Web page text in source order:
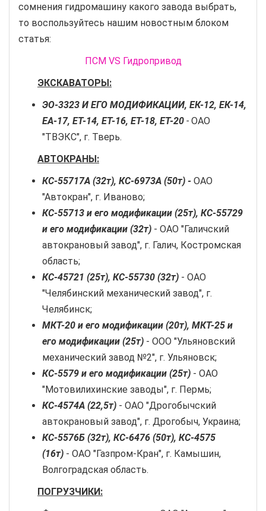
сомнения гидромашину какого завода выбрать,
то воспользуйтесь нашим новостным блоком
статья:
ПСМ VS Гидропривод
ЭКСКАВАТОРЫ:
ЭО-3323 И ЕГО МОДИФИКАЦИИ, ЕК-12, ЕК-14,
ЕА-17, ЕТ-14, ЕТ-16, ЕТ-18, ЕТ-20 - ОАО
"ТВЭКС", г. Тверь.
АВТОКРАНЫ:
КС-55717А (32т), КС-6973А (50т) - ОАО
"Автокран", г. Иваново;
КС-55713 и его модификации (25т), КС-55729
и его модификации (32т) - ОАО "Галичский
автокрановый завод", г. Галич, Костромская
область;
КС-45721 (25т), КС-55730 (32т) - ОАО
"Челябинский механический завод", г.
Челябинск;
МКТ-20 и его модификации (20т), МКТ-25 и
его модификации (25т) - ООО "Ульяновский
механический завод №2", г. Ульяновск;
КС-5579 и его модификации (25т) - ОАО
"Мотовилихинские заводы", г. Пермь;
КС-4574А (22,5т) - ОАО "Дрогобычский
автокрановый завод", г. Дрогобыч, Украина;
КС-5576Б (32т), КС-6476 (50т), КС-4575
(16т) - ОАО "Газпром-Кран", г. Камышин,
Волгоградская область.
ПОГРУЗЧИКИ: